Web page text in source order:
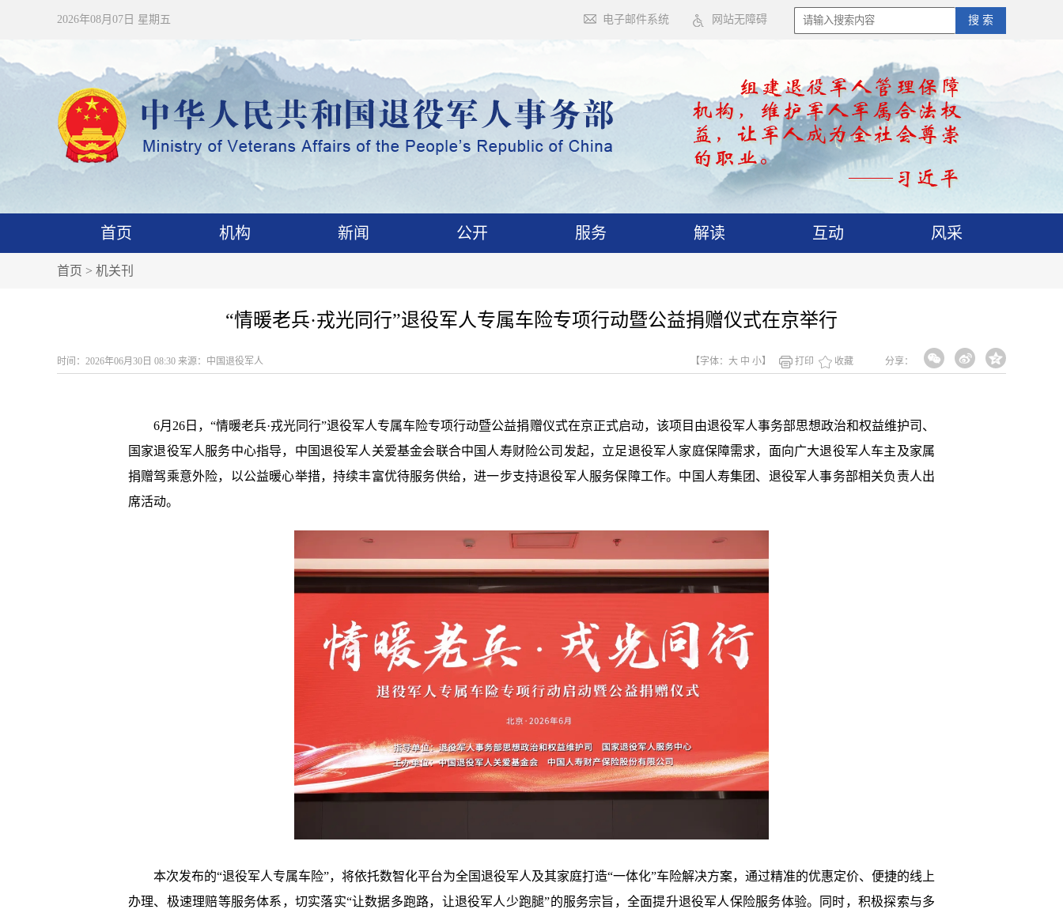
2026年08月07日 星期五 搜 索
电子邮件系统 网站无障碍
首页 机构 新闻 公开 服务 解读 互动 风采
首页 > 机关刊
“情暖老兵·戎光同行”退役军人专属车险专项行动暨公益捐赠仪式在京举行
时间：2026年06月30日 08:30 来源：中国退役军人 分享：
【字体： 大 中 小】 打印 收藏
6月26日，“情暖老兵·戎光同行”退役军人专属车险专项行动暨公益捐赠仪式在京正式启动，该项目由退役军人事务部思想政治和权益维护司、
国家退役军人服务中心指导，中国退役军人关爱基金会联合中国人寿财险公司发起，立足退役军人家庭保障需求，面向广大退役军人车主及家属
捐赠驾乘意外险，以公益暖心举措，持续丰富优待服务供给，进一步支持退役军人服务保障工作。中国人寿集团、退役军人事务部相关负责人出
席活动。
本次发布的“退役军人专属车险”，将依托数智化平台为全国退役军人及其家庭打造“一体化”车险解决方案，通过精准的优惠定价、便捷的线上
办理、极速理赔等服务体系，切实落实“让数据多跑路，让退役军人少跑腿”的服务宗旨，全面提升退役军人保险服务体验。同时，积极探索与多